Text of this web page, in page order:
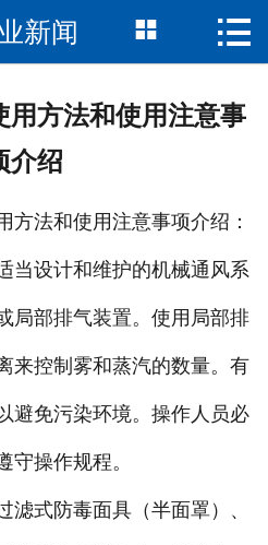
 首页
荣誉资质
留言反馈
联系我们
新闻  
用方法和使用注意事
介绍
方法和使用注意事项介绍：
设计和维护的机械通风系
局部排气装置。使用局部排
来控制雾和蒸汽的数量。有
避免污染环境。操作人员必
守操作规程。
式防毒面具（半面罩）、